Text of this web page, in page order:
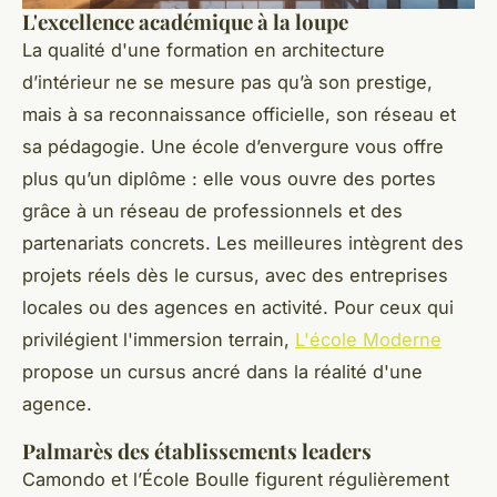
L'excellence académique à la loupe
La qualité d'une formation en architecture
d’intérieur ne se mesure pas qu’à son prestige,
mais à sa reconnaissance officielle, son réseau et
sa pédagogie. Une école d’envergure vous offre
plus qu’un diplôme : elle vous ouvre des portes
grâce à un réseau de professionnels et des
partenariats concrets. Les meilleures intègrent des
projets réels dès le cursus, avec des entreprises
locales ou des agences en activité. Pour ceux qui
privilégient l'immersion terrain, L'école Moderne
propose un cursus ancré dans la réalité d'une
agence.
Palmarès des établissements leaders
Camondo et l’École Boulle figurent régulièrement